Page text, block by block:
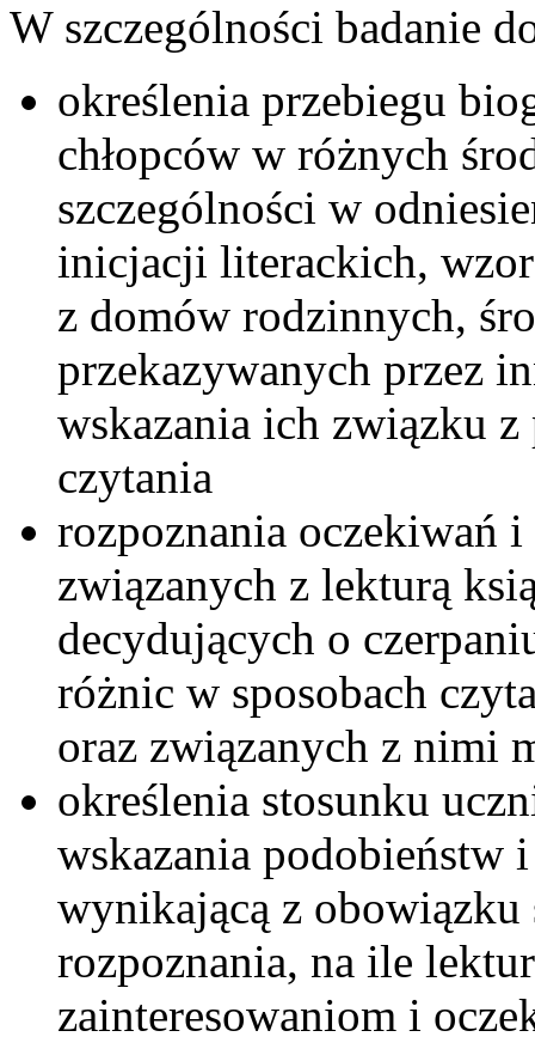
W szczególności badanie
określenia przebiegu
chłopców w różnych
szczególności w
inicjacji literackich,
z domów rodzinnych,
przekazywanych przez
wskazania ich związku
czytania
rozpoznania oczekiwań
związanych z lekturą
decydujących o
różnic w sposobach
oraz związanych z nimi
określenia stosunku
wskazania podobieństw
wynikającą z
rozpoznania, na ile
zainteresowaniom i